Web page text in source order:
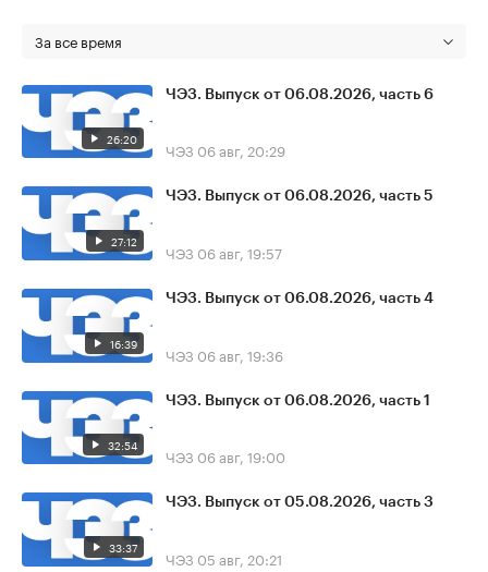
За все время
26:20
ЧЭЗ. Выпуск от 06.08.2026, часть 6
ЧЭЗ 06 авг, 20:29
27:12
ЧЭЗ. Выпуск от 06.08.2026, часть 5
ЧЭЗ 06 авг, 19:57
16:39
ЧЭЗ. Выпуск от 06.08.2026, часть 4
ЧЭЗ 06 авг, 19:36
32:54
ЧЭЗ. Выпуск от 06.08.2026, часть 1
ЧЭЗ 06 авг, 19:00
33:37
ЧЭЗ. Выпуск от 05.08.2026, часть 3
ЧЭЗ 05 авг, 20:21